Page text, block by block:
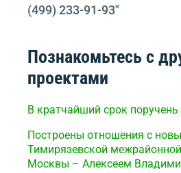
(499) 233-91-93″
Познакомьтесь с
проектами
В кратчайший срок
Построены отношения с
Тимирязевской
Москвы – Алексеем